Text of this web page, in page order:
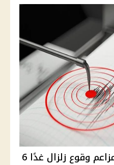
البحوث الفلكية تحسم مزاعم وقوع زلزال غدًا 6